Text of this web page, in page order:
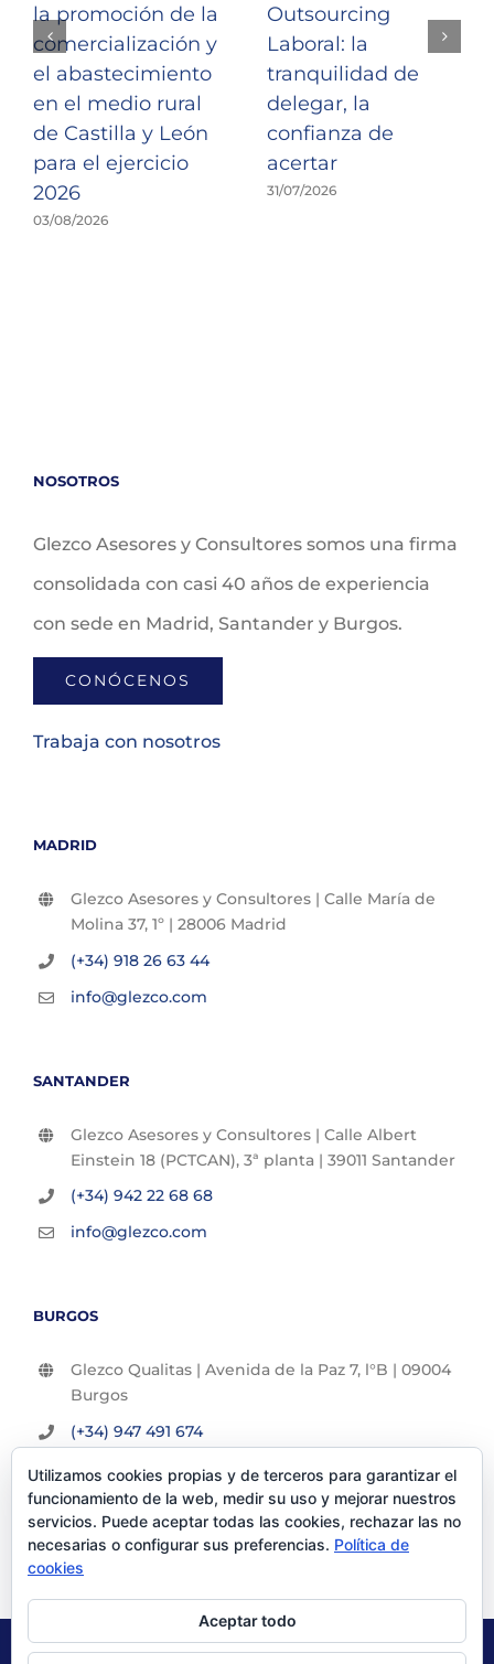
la promoción de la
comercialización y
el abastecimiento
en el medio rural
de Castilla y León
para el ejercicio
2026
03/08/2026
Outsourcing
Laboral: la
tranquilidad de
delegar, la
confianza de
acertar
31/07/2026
NOSOTROS
Glezco Asesores y Consultores somos una firma
consolidada con casi 40 años de experiencia
con sede en Madrid, Santander y Burgos.
CONÓCENOS
Trabaja con nosotros
MADRID
Glezco Asesores y Consultores | Calle María de
Molina 37, 1º | 28006 Madrid
(+34) 918 26 63 44
info@glezco.com
SANTANDER
Glezco Asesores y Consultores | Calle Albert
Einstein 18 (PCTCAN), 3ª planta | 39011 Santander
(+34) 942 22 68 68
info@glezco.com
BURGOS
Glezco Qualitas | Avenida de la Paz 7, l°B | 09004
Burgos
(+34) 947 491 674
info@glezco.com
© Glezco Asesores y Consultores 2019 | Todos los derechos
Utilizamos cookies propias y de terceros para garantizar el
funcionamiento de la web, medir su uso y mejorar nuestros
servicios. Puede aceptar todas las cookies, rechazar las no
necesarias o configurar sus preferencias. Política de
cookies
Aceptar todo